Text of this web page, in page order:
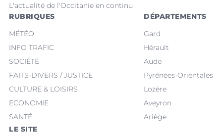
L'actualité de l'Occitanie en continu
RUBRIQUES
MÉTÉO
INFO TRAFIC
SOCIÉTÉ
FAITS-DIVERS / JUSTICE
CULTURE & LOISIRS
ECONOMIE
SANTÉ
DÉPARTEMENTS
Gard
Hérault
Aude
Pyrénées-Orientales
Lozère
Aveyron
Ariège
LE SITE